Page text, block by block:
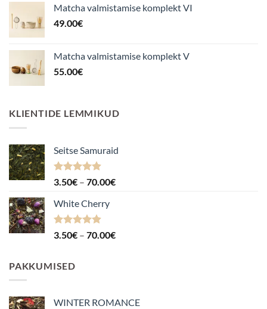
Matcha valmistamise komplekt VI
49.00€
Matcha valmistamise komplekt V
55.00€
KLIENTIDE LEMMIKUD
Seitse Samuraid
Hinnanguga
3.50€ – 70.00€Hinnavahemik:
White Cherry
Hinnanguga
3.50€ – 70.00€Hinnavahemik:
PAKKUMISED
WINTER ROMANCE